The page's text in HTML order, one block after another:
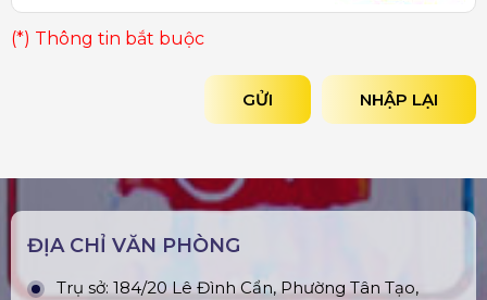
(*) Thông tin bắt buộc
NHẬP LẠI
GỬI
ĐỊA CHỈ VĂN PHÒNG
Trụ sở: 184/20 Lê Đình Cẩn, Phường Tân Tạo,